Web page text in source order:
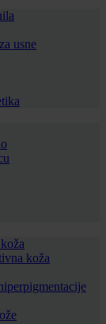
usne
koža